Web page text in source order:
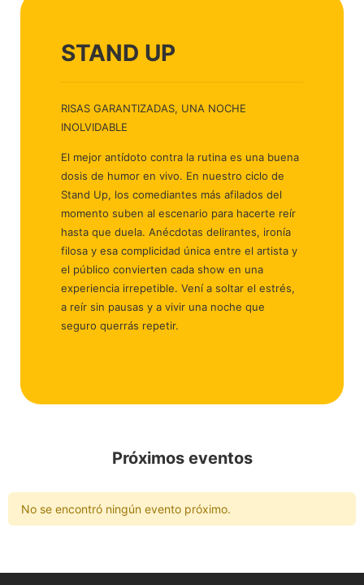
STAND UP
RISAS GARANTIZADAS, UNA NOCHE
INOLVIDABLE
El mejor antídoto contra la rutina es una buena
dosis de humor en vivo. En nuestro ciclo de
Stand Up, los comediantes más afilados del
momento suben al escenario para hacerte reír
hasta que duela. Anécdotas delirantes, ironía
filosa y esa complicidad única entre el artista y
el público convierten cada show en una
experiencia irrepetible. Vení a soltar el estrés,
a reír sin pausas y a vivir una noche que
seguro querrás repetir.
Próximos eventos
No se encontró ningún evento próximo.